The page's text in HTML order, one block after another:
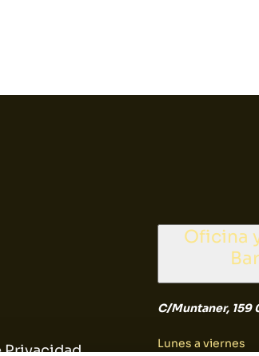
Oficina
C/Muntaner, 159
Lunes a viernes